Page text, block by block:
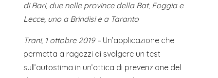
di Bari, due nelle province della Bat, Foggia e
Lecce, uno a Brindisi e a Taranto
Trani, 1 ottobre 2019 – Un’applicazione che
permetta a ragazzi di svolgere un test
sull’autostima in un’ottica di prevenzione del